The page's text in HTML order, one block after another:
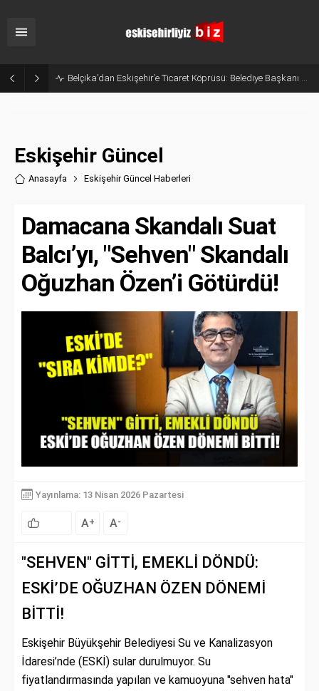
Eskişehir’in Gururu Elif Ertek Millî Takım Kampına Davet Edildi!
Eskişehir Güncel
Anasayfa Eskişehir Güncel Haberleri
Damacana Skandalı Suat
Balcı’yı, "Sehven" Skandalı
Oğuzhan Özen’i Götürdü!
Yayınlama: 13 Nisan 2026 Pazartesi
A+ A-
"SEHVEN" GİTTİ, EMEKLİ DÖNDÜ:
ESKİ’DE OĞUZHAN ÖZEN DÖNEMİ
BİTTİ!
Eskişehir Büyükşehir Belediyesi Su ve Kanalizasyon
İdaresi’nde (ESKİ) sular durulmuyor. Su
fiyatlandırmasında yapılan ve kamuoyuna "sehven hata"